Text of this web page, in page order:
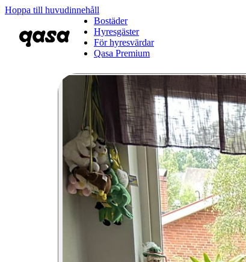
Hoppa till huvudinnehåll
Bostäder
Hyresgäster
För hyresvärdar
Qasa Premium